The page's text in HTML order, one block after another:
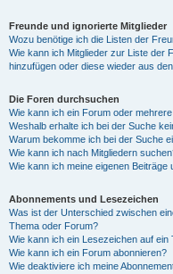
Freunde und ignorierte Mitglieder
Wozu benötige ich die Listen der
Wie kann ich Mitglieder zur Liste der
hinzufügen oder diese wieder aus
Die Foren durchsuchen
Wie kann ich ein Forum oder
Weshalb erhalte ich bei der Suche
Warum bekomme ich bei der Suche
Wie kann ich nach Mitgliedern
Wie kann ich meine eigenen Beiträge
Abonnements und Lesezeichen
Was ist der Unterschied zwischen
Thema oder Forum?
Wie kann ich ein Lesezeichen auf
Wie kann ich ein Forum abonnieren?
Wie deaktiviere ich meine